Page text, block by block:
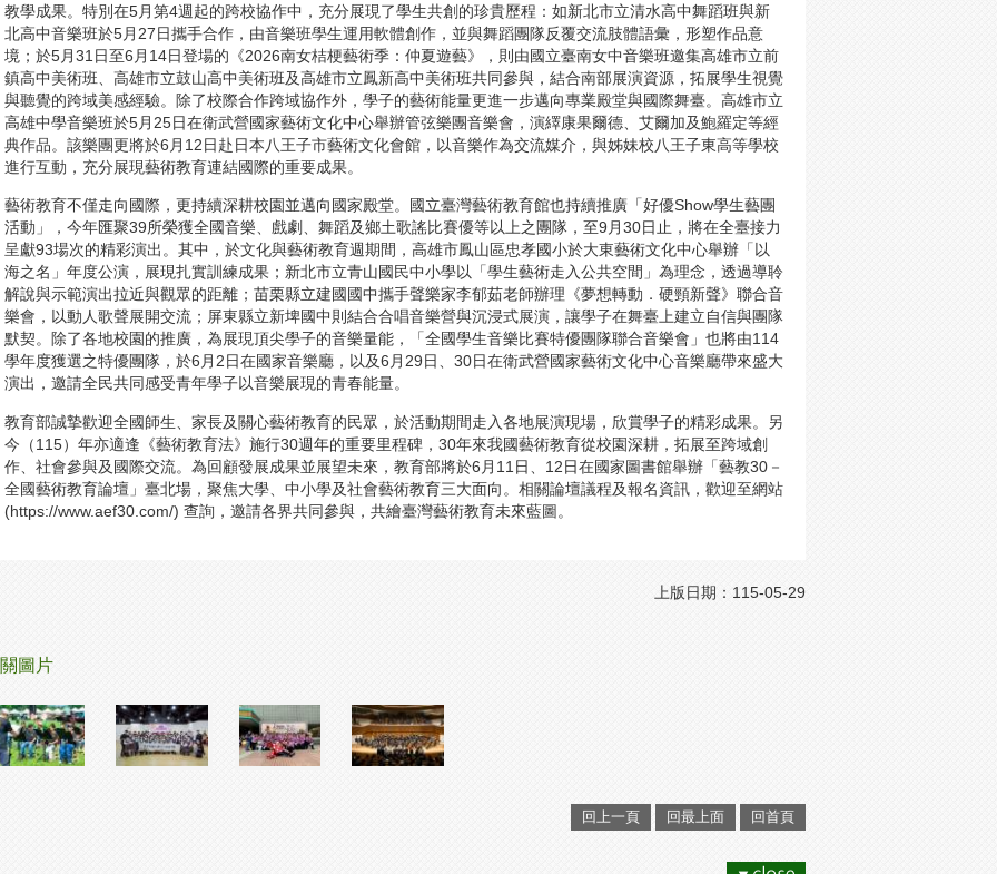
教學成果。特別在5月第4週起的跨校協作中，充分展現了學生共創的珍貴歷程：如新北市立清水高中舞蹈班與新
北高中音樂班於5月27日攜手合作，由音樂班學生運用軟體創作，並與舞蹈團隊反覆交流肢體語彙，形塑作品意
境；於5月31日至6月14日登場的《2026南女桔梗藝術季：仲夏遊藝》，則由國立臺南女中音樂班邀集高雄市立前
鎮高中美術班、高雄市立鼓山高中美術班及高雄市立鳳新高中美術班共同參與，結合南部展演資源，拓展學生視覺
與聽覺的跨域美感經驗。除了校際合作跨域協作外，學子的藝術能量更進一步邁向專業殿堂與國際舞臺。高雄市立
高雄中學音樂班於5月25日在衛武營國家藝術文化中心舉辦管弦樂團音樂會，演繹康果爾德、艾爾加及鮑羅定等經
典作品。該樂團更將於6月12日赴日本八王子市藝術文化會館，以音樂作為交流媒介，與姊妹校八王子東高等學校
進行互動，充分展現藝術教育連結國際的重要成果。
藝術教育不僅走向國際，更持續深耕校園並邁向國家殿堂。國立臺灣藝術教育館也持續推廣「好優Show學生藝團
活動」，今年匯聚39所榮獲全國音樂、戲劇、舞蹈及鄉土歌謠比賽優等以上之團隊，至9月30日止，將在全臺接力
呈獻93場次的精彩演出。其中，於文化與藝術教育週期間，高雄市鳳山區忠孝國小於大東藝術文化中心舉辦「以
海之名」年度公演，展現扎實訓練成果；新北市立青山國民中小學以「學生藝術走入公共空間」為理念，透過導聆
解說與示範演出拉近與觀眾的距離；苗栗縣立建國國中攜手聲樂家李郁茹老師辦理《夢想轉動．硬頸新聲》聯合音
樂會，以動人歌聲展開交流；屏東縣立新埤國中則結合合唱音樂營與沉浸式展演，讓學子在舞臺上建立自信與團隊
默契。除了各地校園的推廣，為展現頂尖學子的音樂量能，「全國學生音樂比賽特優團隊聯合音樂會」也將由114
學年度獲選之特優團隊，於6月2日在國家音樂廳，以及6月29日、30日在衛武營國家藝術文化中心音樂廳帶來盛大
演出，邀請全民共同感受青年學子以音樂展現的青春能量。
教育部誠摯歡迎全國師生、家長及關心藝術教育的民眾，於活動期間走入各地展演現場，欣賞學子的精彩成果。另
今（115）年亦適逢《藝術教育法》施行30週年的重要里程碑，30年來我國藝術教育從校園深耕，拓展至跨域創
作、社會參與及國際交流。為回顧發展成果並展望未來，教育部將於6月11日、12日在國家圖書館舉辦「藝教30－
全國藝術教育論壇」臺北場，聚焦大學、中小學及社會藝術教育三大面向。相關論壇議程及報名資訊，歡迎至網站
(https://www.aef30.com/) 查詢，邀請各界共同參與，共繪臺灣藝術教育未來藍圖。
上版日期：115-05-29
圖片
回上一頁 回最上面 回首頁